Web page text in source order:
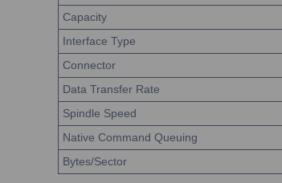
Capacity
Interface Type
Connector
Data Transfer Rate
Spindle Speed
Native Command Queuing
Bytes/Sector